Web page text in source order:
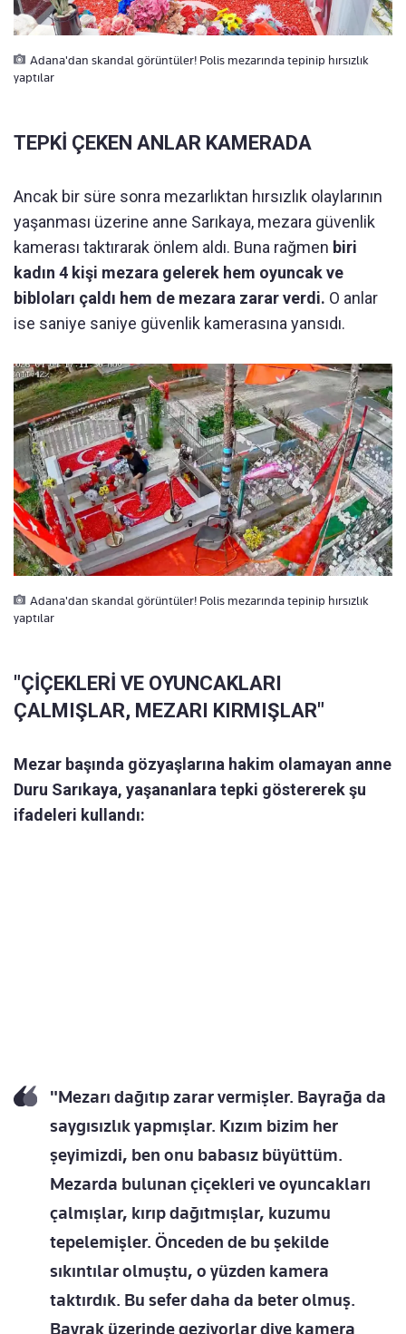
Adana'dan skandal görüntüler! Polis mezarında tepinip hırsızlık
yaptılar
TEPKİ ÇEKEN ANLAR KAMERADA
Ancak bir süre sonra mezarlıktan hırsızlık olaylarının
yaşanması üzerine anne Sarıkaya, mezara güvenlik
kamerası taktırarak önlem aldı. Buna rağmen biri
kadın 4 kişi mezara gelerek hem oyuncak ve
bibloları çaldı hem de mezara zarar verdi. O anlar
ise saniye saniye güvenlik kamerasına yansıdı.
Adana'dan skandal görüntüler! Polis mezarında tepinip hırsızlık
yaptılar
"ÇİÇEKLERİ VE OYUNCAKLARI
ÇALMIŞLAR, MEZARI KIRMIŞLAR"
Mezar başında gözyaşlarına hakim olamayan anne
Duru Sarıkaya, yaşananlara tepki göstererek şu
ifadeleri kullandı:
"Mezarı dağıtıp zarar vermişler. Bayrağa da
saygısızlık yapmışlar. Kızım bizim her
şeyimizdi, ben onu babasız büyüttüm.
Mezarda bulunan çiçekleri ve oyuncakları
çalmışlar, kırıp dağıtmışlar, kuzumu
tepelemişler. Önceden de bu şekilde
sıkıntılar olmuştu, o yüzden kamera
taktırdık. Bu sefer daha da beter olmuş.
Bayrak üzerinde geziyorlar diye kamera